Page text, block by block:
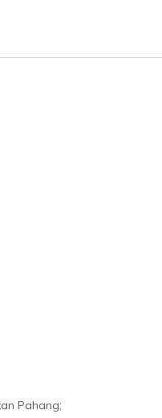
Pahang;